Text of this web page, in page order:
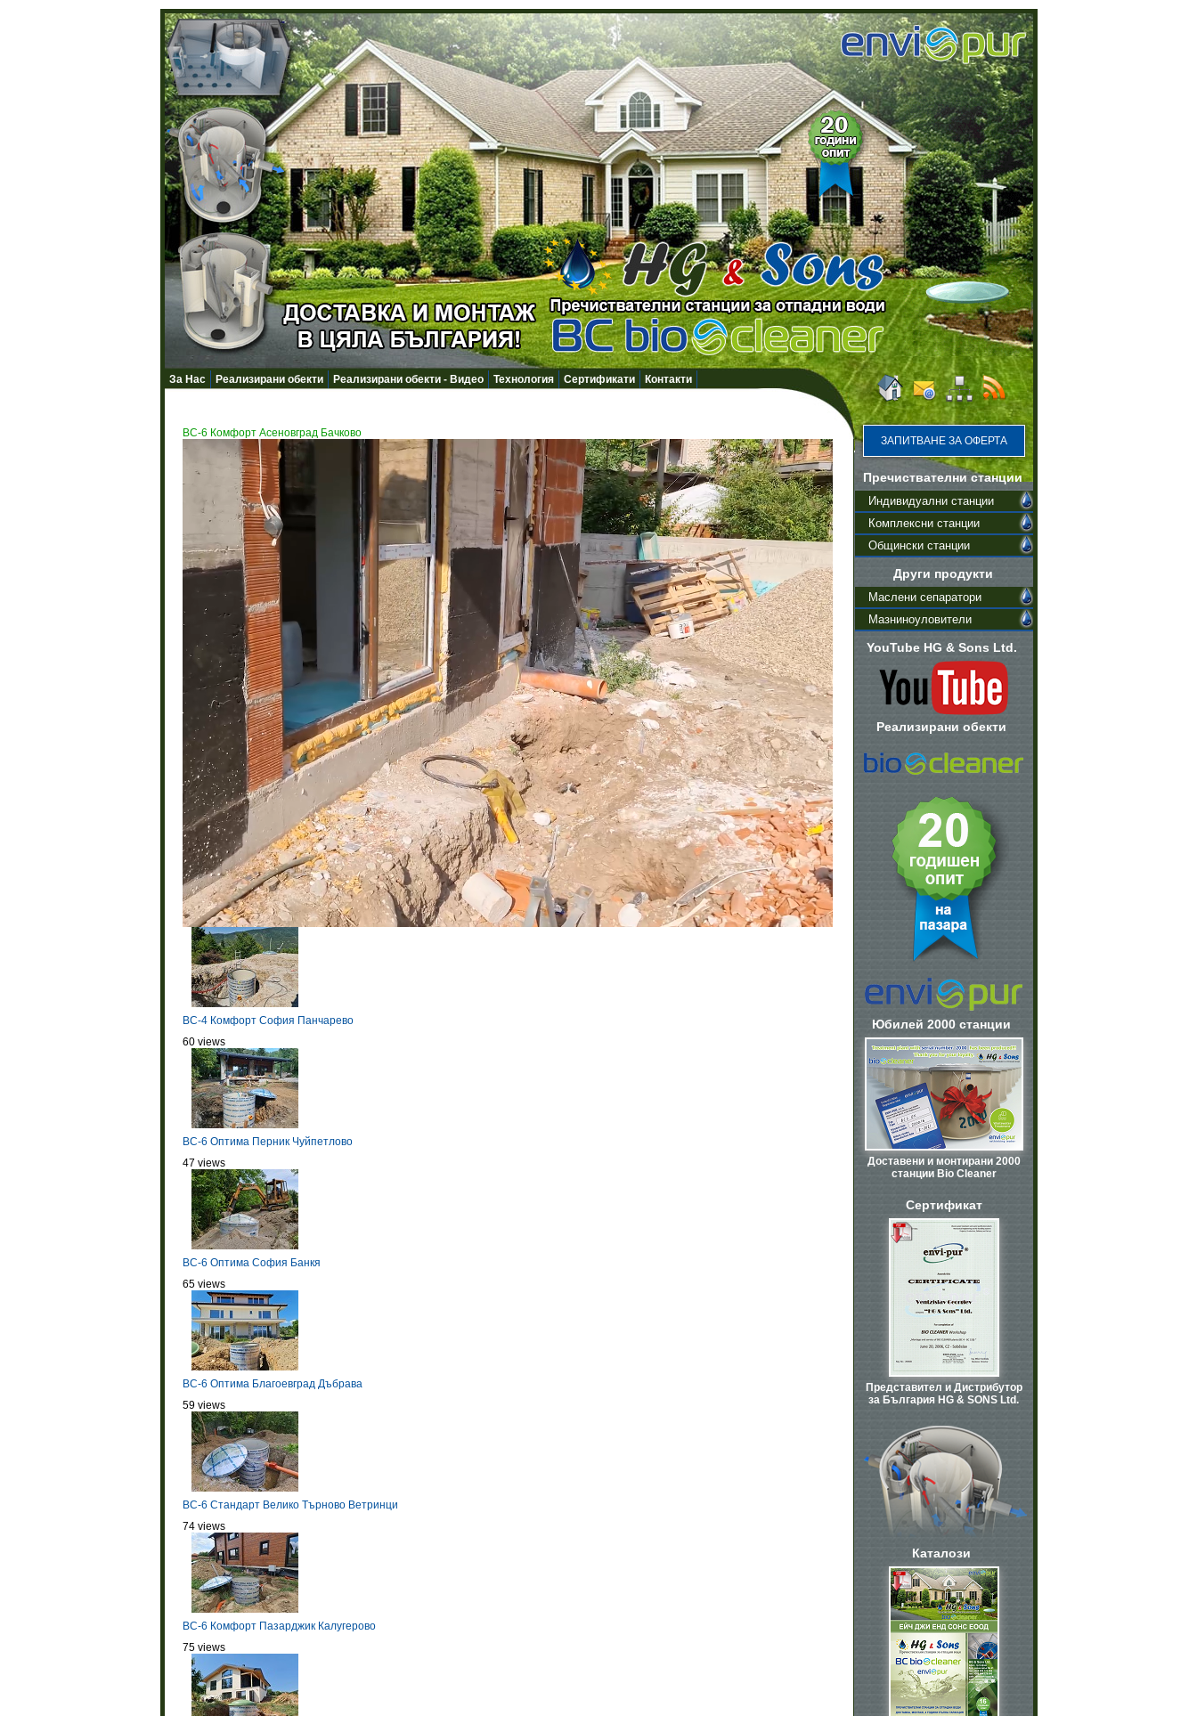
За Нас Реализирани обекти Реализирани обекти - Видео Технология Сертификати Контакти
BC-6 Комфорт Асеновград Бачково
BC-4 Комфорт София Панчарево
60 views
BC-6 Оптима Перник Чуйпетлово
47 views
BC-6 Оптима София Банкя
65 views
BC-6 Оптима Благоевград Дъбрава
59 views
BC-6 Стандарт Велико Търново Ветринци
74 views
BC-6 Комфорт Пазарджик Калугерово
75 views
ЗАПИТВАНЕ ЗА ОФЕРТА
Пречиствателни станции
Индивидуални станции
Комплексни станции
Общински станции
Други продукти
Маслени сепаратори
Мазниноуловители
YouTube HG & Sons Ltd.
Реализирани обекти
Юбилей 2000 станции
Доставени и монтирани 2000
станции Bio Cleaner
Сертификат
Представител и Дистрибутор
за България HG & SONS Ltd.
Каталози